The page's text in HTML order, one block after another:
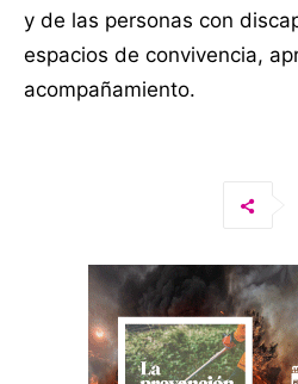
y de las personas con
espacios de convivencia,
acompañamiento.